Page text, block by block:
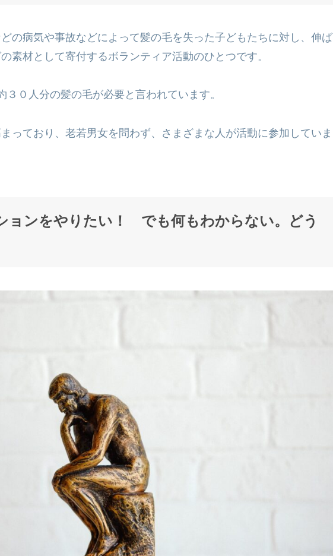
の病気や事故などによって髪の毛を失った子どもたちに対し、伸ば
素材として寄付するボランティア活動のひとつです。
０人分の髪の毛が必要と言われています。
っており、老若男女を問わず、さまざまな人が活動に参加していま
ョンをやりたい！ でも何もわからない。どう